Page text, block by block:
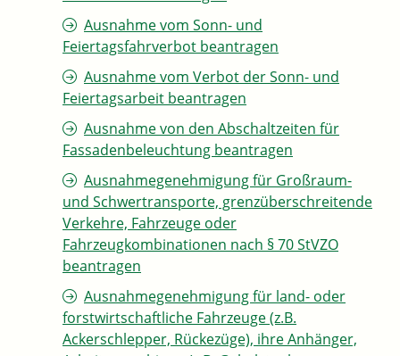
Ausnahme vom Sonn- und
Feiertagsfahrverbot beantragen
Ausnahme vom Verbot der Sonn- und
Feiertagsarbeit beantragen
Ausnahme von den Abschaltzeiten für
Fassadenbeleuchtung beantragen
Ausnahmegenehmigung für Großraum-
und Schwertransporte, grenzüberschreitende
Verkehre, Fahrzeuge oder
Fahrzeugkombinationen nach § 70 StVZO
beantragen
Ausnahmegenehmigung für land- oder
forstwirtschaftliche Fahrzeuge (z.B.
Ackerschlepper, Rückezüge), ihre Anhänger,